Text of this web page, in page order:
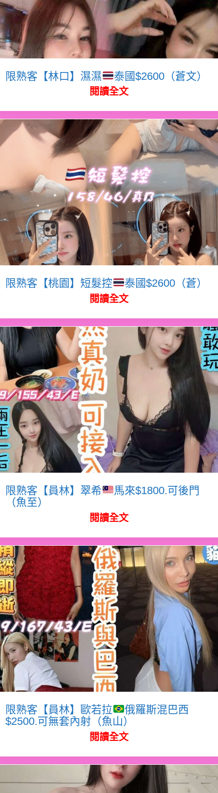
限熟客【林口】濕濕 泰國$2600（蒼文）
閱讀全文
限熟客【桃園】短髮控 泰國$2600（蒼）
閱讀全文
限熟客【員林】翠希
馬來$1800.可後門
（魚至）
閱讀全文
限熟客【員林】歐若拉
俄羅斯混巴西
$2500.可無套內射（魚山）
閱讀全文